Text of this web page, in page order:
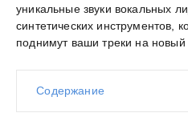
уникальные звуки вокальных
синтетических инструментов,
поднимут ваши треки на новый
Содержание